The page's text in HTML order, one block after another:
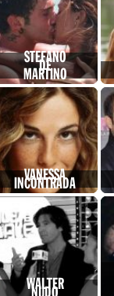
STEFANO
DE
MARTINO
VANESSA
INCONTRADA
WALTER